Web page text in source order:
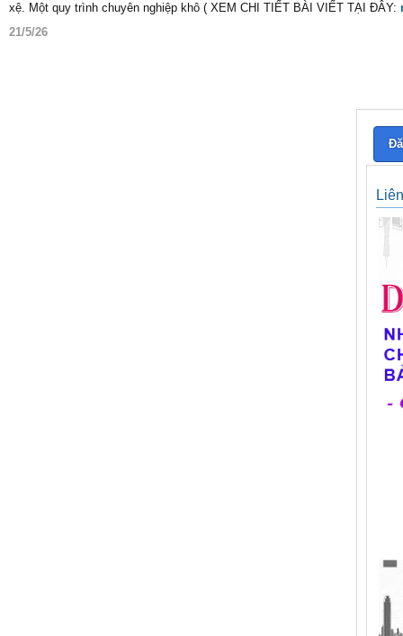
xệ. Một quy trình chuyên nghiệp khô ( XEM CHI TIẾT BÀI VIẾT TẠI ĐÂY:
21/5/26